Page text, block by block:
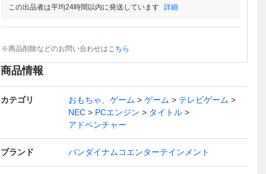
この出品者は平均24時間以内に発送しています 詳細
※商品削除などのお問い合わせはこちら
商品情報
カテゴリ おもちゃ、ゲーム ゲーム
テレビゲーム
NEC
PCエンジン
タイトル
アドベンチャー
ブランド バンダイナムコエンターテインメント